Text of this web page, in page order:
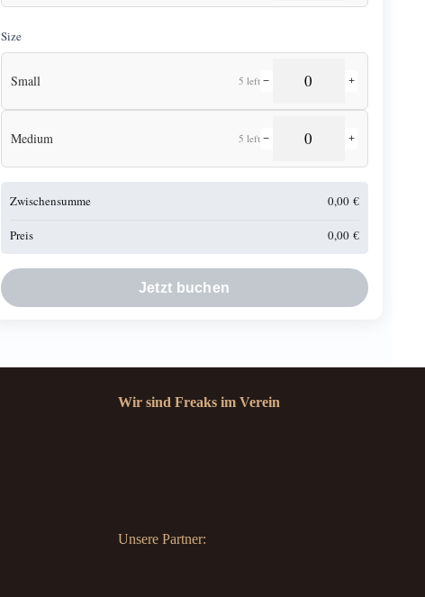
Size
Small 5 left − +
Medium 5 left − +
Zwischensumme 0,00 €
Preis 0,00 €
Jetzt buchen
Wir sind Freaks im Verein
Unsere Partner: